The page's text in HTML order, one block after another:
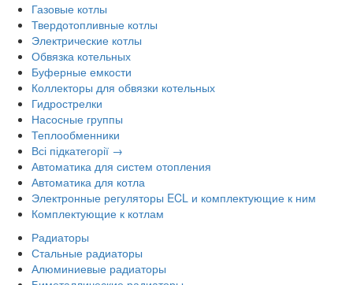
Газовые котлы
Твердотопливные котлы
Электрические котлы
Обвязка котельных
Буферные емкости
Коллекторы для обвязки котельных
Гидрострелки
Насосные группы
Теплообменники
Всі підкатегорії →
Автоматика для систем отопления
Автоматика для котла
Электронные регуляторы ECL и комплектующие к ним
Комплектующие к котлам
Радиаторы
Стальные радиаторы
Алюминиевые радиаторы